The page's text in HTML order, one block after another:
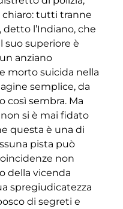
tutti tranne
detto l’Indiano, che
suo superiore è
anziano
morto suicida nella
semplice, da
così sembra. Ma
si è mai fidato
questa è una di
pista può
non
della vicenda
spregiudicatezza
di segreti e